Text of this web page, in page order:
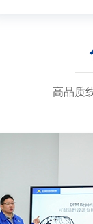
高品质